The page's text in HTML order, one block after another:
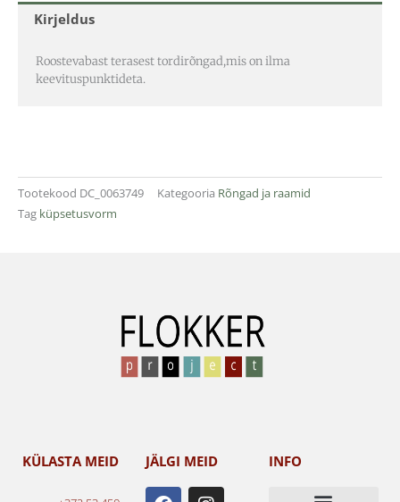
Kirjeldus
Roostevabast terasest tordirõngad,mis on ilma
keevituspunktideta.
Tootekood DC_0063749 Kategooria Rõngad ja raamid
Tag küpsetusvorm
KÜLASTA MEID JÄLGI MEID
F I
INFO